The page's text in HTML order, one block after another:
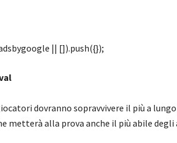
|| []).push({});
dovranno sopravvivere il più a
metterà alla prova anche il più abile degli